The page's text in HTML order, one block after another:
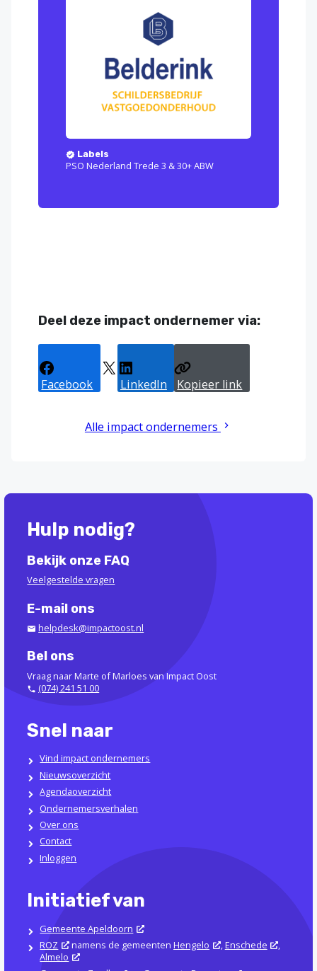
Labels
PSO Nederland Trede 3 & 30+ ABW
Deel deze impact ondernemer via:
Facebook LinkedIn Kopieer link
Alle impact ondernemers
Hulp nodig?
Bekijk onze FAQ
Veelgestelde vragen
E-mail ons
helpdesk@impactoost.nl
Bel ons
Vraag naar Marte of Marloes van Impact Oost
(074) 241 51 00
Snel naar
Vind impact ondernemers
Nieuwsoverzicht
Agendaoverzicht
Ondernemersverhalen
Over ons
Contact
Inloggen
Initiatief van
Gemeente Apeldoorn
ROZ
namens de gemeentenHengelo ,Enschede
,
Almelo